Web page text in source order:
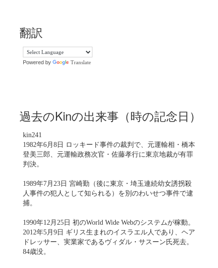
翻訳
Powered by Translate
過去のKinの出来事（時の記念日）
kin241
1982年6月8日 ロッキード事件の裁判で、元運輸相・橋本
登美三郎、元運輸政務次官・佐藤孝行に東京地裁が有罪
判決。
1989年7月23日 宮崎勤（後に東京・埼玉連続幼女誘拐殺
人事件の犯人として知られる）を別のわいせつ事件で逮
捕。
1990年12月25日 初のWorld Wide Webのシステムが稼動。
2012年5月9日 ギリス生まれのイスラエル人であり、ヘア
ドレッサー、実業家であるヴィダル・サスーン氏死去。
84歳没。